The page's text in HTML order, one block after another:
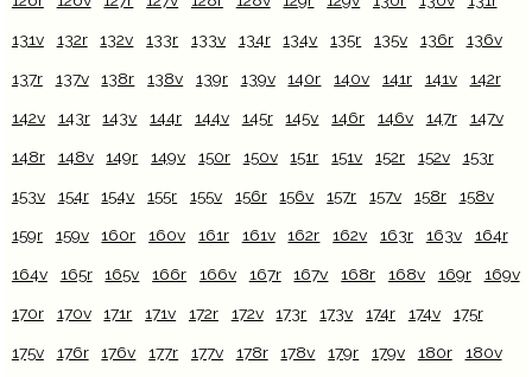
131v 132r 132v 133r 133v 134r 134v 135r 135v 136r 136v
137r 137v 138r 138v 139r 139v 140r 140v 141r 141v 142r
142v 143r 143v 144r 144v 145r 145v 146r 146v 147r 147v
148r 148v 149r 149v 150r 150v 151r 151v 152r 152v 153r
153v 154r 154v 155r 155v 156r 156v 157r 157v 158r 158v
159r 159v 160r 160v 161r 161v 162r 162v 163r 163v 164r
164v 165r 165v 166r 166v 167r 167v 168r 168v 169r 169v
170r 170v 171r 171v 172r 172v 173r 173v 174r 174v 175r
175v 176r 176v 177r 177v 178r 178v 179r 179v 180r 180v